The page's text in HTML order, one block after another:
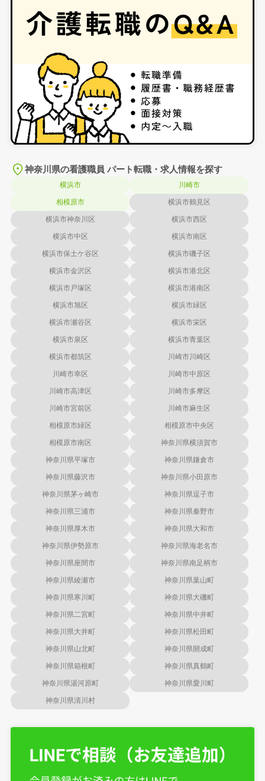
神奈川県の看護職員 パート転職・求人情報を探す
横浜市 川崎市
相模原市 横浜市鶴見区
横浜市神奈川区 横浜市西区
横浜市中区 横浜市南区
横浜市保土ケ谷区 横浜市磯子区
横浜市金沢区 横浜市港北区
横浜市戸塚区 横浜市港南区
横浜市旭区 横浜市緑区
横浜市瀬谷区 横浜市栄区
横浜市泉区 横浜市青葉区
横浜市都筑区 川崎市川崎区
川崎市幸区 川崎市中原区
川崎市高津区 川崎市多摩区
川崎市宮前区 川崎市麻生区
相模原市緑区 相模原市中央区
相模原市南区 神奈川県横須賀市
神奈川県平塚市 神奈川県鎌倉市
神奈川県藤沢市 神奈川県小田原市
神奈川県茅ヶ崎市 神奈川県逗子市
神奈川県三浦市 神奈川県秦野市
神奈川県厚木市 神奈川県大和市
神奈川県伊勢原市 神奈川県海老名市
神奈川県座間市 神奈川県南足柄市
神奈川県綾瀬市 神奈川県葉山町
神奈川県寒川町 神奈川県大磯町
神奈川県二宮町 神奈川県中井町
神奈川県大井町 神奈川県松田町
神奈川県山北町 神奈川県開成町
神奈川県箱根町 神奈川県真鶴町
神奈川県湯河原町 神奈川県愛川町
神奈川県清川村